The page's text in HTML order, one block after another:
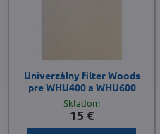
Univerzálny filter Woods
pre WHU400 a WHU600
Skladom
15 €